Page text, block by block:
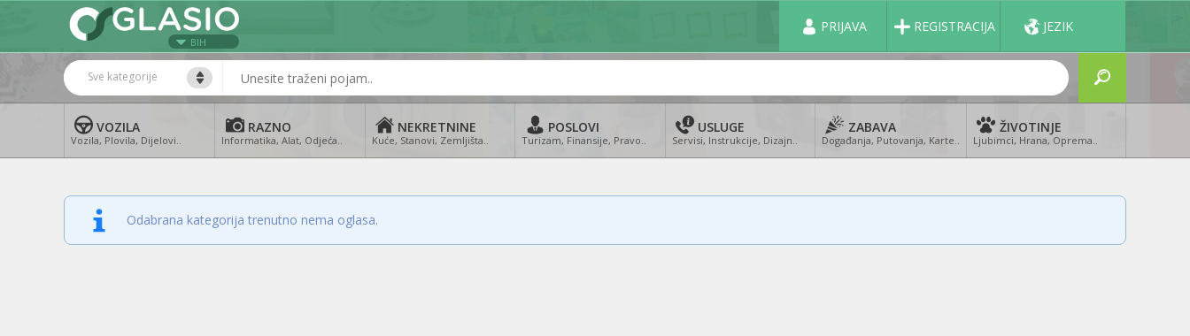
BIH
PRIJAVA REGISTRACIJA JEZIK
Sve kategorije
VOZILA
Vozila, Plovila, Dijelovi..
RAZNO
Informatika, Alat, Odjeća..
NEKRETNINE
Kuće, Stanovi, Zemljišta..
POSLOVI
Turizam, Finansije, Pravo..
USLUGE
Servisi, Instrukcije, Dizajn..
ZABAVA
Događanja, Putovanja, Karte..
ŽIVOTINJE
Ljubimci, Hrana, Oprema..
Odabrana kategorija trenutno nema oglasa.